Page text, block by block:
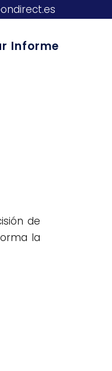
Informe
de
la